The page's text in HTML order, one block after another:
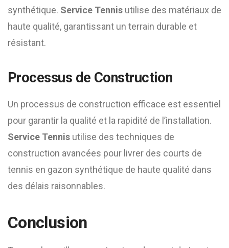
synthétique. Service Tennis utilise des matériaux de
haute qualité, garantissant un terrain durable et
résistant.
Processus de Construction
Un processus de construction efficace est essentiel
pour garantir la qualité et la rapidité de l’installation.
Service Tennis utilise des techniques de
construction avancées pour livrer des courts de
tennis en gazon synthétique de haute qualité dans
des délais raisonnables.
Conclusion